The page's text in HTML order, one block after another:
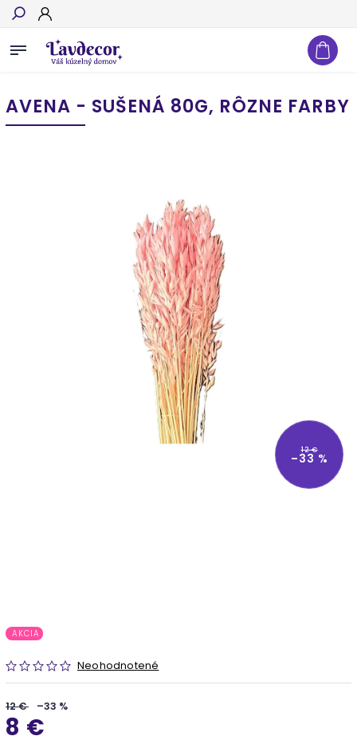
Hľadať
AVENA - SUŠENÁ 80G, RÔZNE FARBY
12 €
–33 %
AKCIA
Neohodnotené
12 € –33 %
8 €